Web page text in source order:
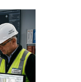
реконструкции,